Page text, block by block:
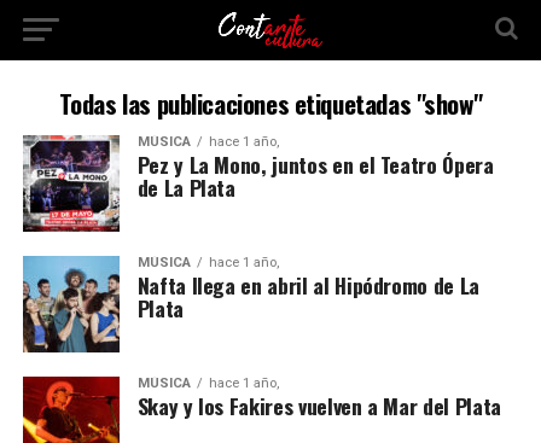
Todas las publicaciones etiquetadas "show"
MÚSICA hace 1 año,
Pez y La Mono, juntos en el Teatro Ópera
de La Plata
MÚSICA hace 1 año,
Nafta llega en abril al Hipódromo de La
Plata
MÚSICA hace 1 año,
Skay y los Fakires vuelven a Mar del Plata